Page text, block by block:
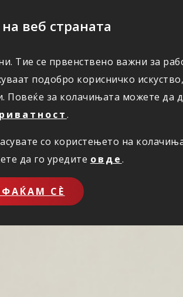
веб страната
Тие се првенствено важни за
подобро корисничко
Повеќе за колачињата можете да
.
со користењето на
да го уредите овде.
СЀ
ЗА НАС